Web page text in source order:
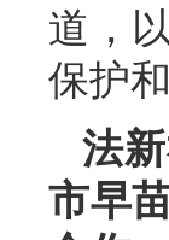
道，
保护
法
市早